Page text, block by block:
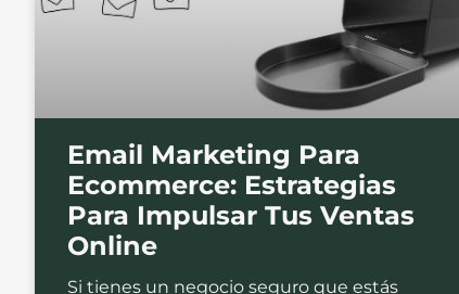
Email Marketing Para
Ecommerce: Estrategias
Para Impulsar Tus Ventas
Online
Si tienes un negocio seguro que estás